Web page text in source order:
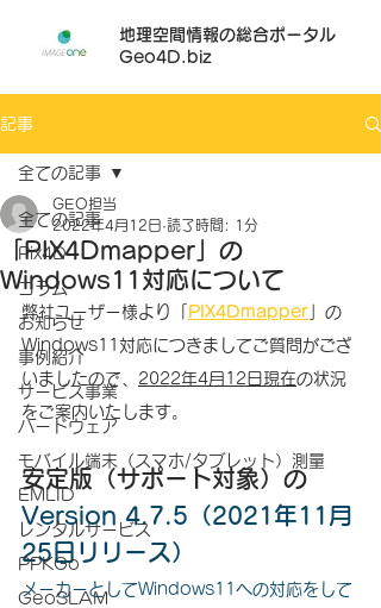
地理空間情報の総合ポータル
Geo4D.biz
記事
全ての記事
Pix4D
コラム
お知らせ
事例紹介
サービス事業
ハードウェア
モバイル端末（スマホ/タブレット）測量
EMLID
レンタルサービス
PPKGo
GeoSLAM
全ての記事
「PIX4Dmapper」の
Windows11対応について
GEO担当
2022年4月12日 読了時間: 1分
弊社ユーザー様より「 PIX4Dmapper 」の
Windows11対応につきましてご質問がござ
いましたので、 2022年4月12日現在の状況
をご案内いたします。
安定版（サポート対象）の
Version 4.7.5（2021年11月
25日リリース）
メーカーとしてWindows11への対応をして